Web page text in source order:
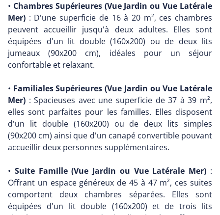
• Chambres Supérieures (Vue Jardin ou Vue Latérale
Mer) : D'une superficie de 16 à 20 m², ces chambres
peuvent accueillir jusqu'à deux adultes. Elles sont
équipées d'un lit double (160x200) ou de deux lits
jumeaux (90x200 cm), idéales pour un séjour
confortable et relaxant.
• Familiales Supérieures (Vue Jardin ou Vue Latérale
Mer) : Spacieuses avec une superficie de 37 à 39 m²,
elles sont parfaites pour les familles. Elles disposent
d'un lit double (160x200) ou de deux lits simples
(90x200 cm) ainsi que d'un canapé convertible pouvant
accueillir deux personnes supplémentaires.
• Suite Famille (Vue Jardin ou Vue Latérale Mer) :
Offrant un espace généreux de 45 à 47 m², ces suites
comportent deux chambres séparées. Elles sont
équipées d'un lit double (160x200) et de trois lits